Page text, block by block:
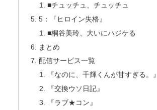
■チュッチュ、チュッチュ
5：『ヒロイン失格』
■桐谷美玲、大いにハジケる
まとめ
配信サービス一覧
『なのに、千輝くんが甘すぎる。』
『交換ウソ日記』
『ラブ★コン』